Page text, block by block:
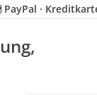
PayPal ·